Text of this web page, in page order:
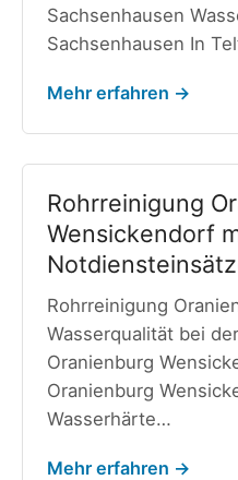
Sachsenhausen
Sachsenhausen In
Mehr erfahren →
Rohrreinigung
Wensickendorf
Rohrreinigung
Wasserqualität bei
Oranienburg
Oranienburg
Wasserhärte…
Mehr erfahren →